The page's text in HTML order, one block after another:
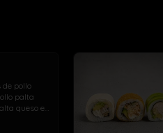
pollo
palta
queso en